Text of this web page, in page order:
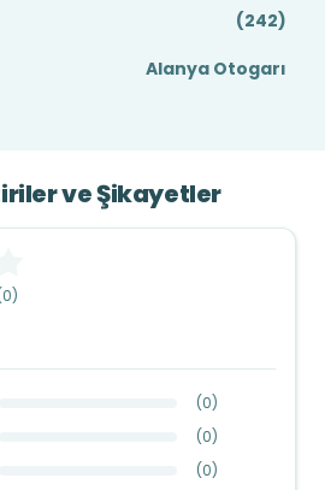
(242)
Alanya Otogarı
ve Şikayetler
(0)
(0)
(0)